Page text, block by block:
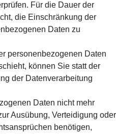
Für die Dauer der
die Einschränkung der
Daten zu
personenbezogenen Daten
können Sie statt der
der Datenverarbeitung
Daten nicht mehr
Ausübung, Verteidigung oder
benötigen,